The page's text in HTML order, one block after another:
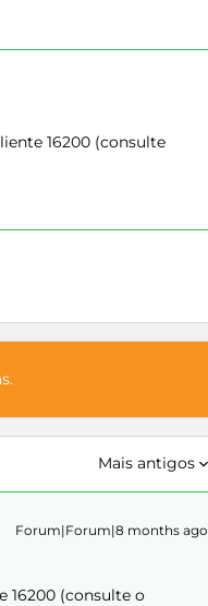
16200 (consulte
Mais antigos
Forum|Forum|8 months ago
16200 (consulte o